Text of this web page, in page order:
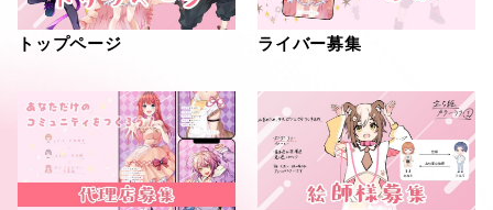
トップページ ライバー募集